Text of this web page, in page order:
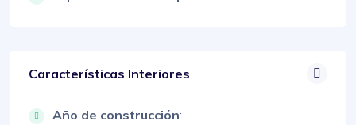
Características Interiores
Año de construcción: